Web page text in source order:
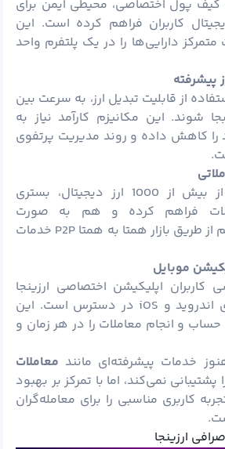
کیف پول اختصاصی، محیطی ایمن برای
کاربران فراهم کرده است. این
دارایی‌ها را در یک پلتفرم واحد
پیشرفته
از قابلیت تبدیل ارز، به سرعت بین
شوند. این مکانیزم کارآمد نیاز به
را کاهش داده و روند مدیریت پرتفوی
ارزینجا با پشتیبانی از بیش از 1000 ارز دیجیتال، بستری
فراهم کرده و هم به صورت
فروشگاهی OTC و هم از طریق بازار همتا به همتا P2P خدمات
موبایل
اپلیکیشن اختصاصی ارزینجا
برای سیستم‌عامل‌های اندروید و iOS در دسترس است. این
حساب و انجام معاملات را در هر زمان و
خدمات پیشرفته‌ای مانند معاملات
پشتیبانی نمی‌کند، اما با تمرکز بر بهبود
کاربری مناسبی را برای معامله‌گران
ارزینجا